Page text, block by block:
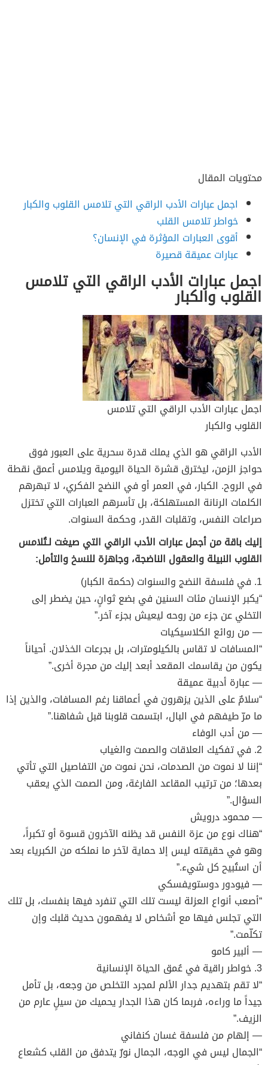
محتويات المقال
اجمل عبارات الأدب الراقي التي تلامس القلوب والكبار
خواطر تلامس القلب
أقوى العبارات المؤثرة في الإنسان؟
عبارات عميقة قصيرة
اجمل عبارات الأدب الراقي التي تلامس
القلوب والكبار
اجمل عبارات الأدب الراقي التي تلامس
القلوب والكبار
الأدب الراقي هو الذي يملك قدرة سحرية على العبور فوق
حواجز الزمن، ليخترق قشرة الحياة اليومية ويلامس أعمق نقطة
في الروح. الكبار، في العمر أو في النضج الفكري، لا تبهرهم
الكلمات الرنانة المستهلكة، بل تأسرهم العبارات التي تختزل
صراعات النفس، وتقلبات القدر، وحكمة السنوات.
إليك باقة من أجمل عبارات الأدب الراقي التي صيغت لـتُلامس
القلوب النبيلة والعقول الناضجة، وجاهزة للنسخ والتأمل:
1. في فلسفة النضج والسنوات (حكمة الكبار)
“يكبر الإنسان مئات السنين في بضع ثوانٍ، حين يضطر إلى
التخلي عن جزء من روحه ليعيش بجزء آخر.”
— من روائع الكلاسيكيات
“المسافات لا تقاس بالكيلومترات، بل بجرعات الخذلان. أحياناً
يكون من يقاسمك المقعد أبعد إليك من مجرة أخرى.”
— عبارة أدبية عميقة
“سلامٌ على الذين يزهرون في أعماقنا رغم المسافات، والذين إذا
ما مرّ طيفهم في البال، ابتسمت قلوبنا قبل شفاهنا.”
— من أدب الوفاء
2. في تفكيك العلاقات والصمت والغياب
“إننا لا نموت من الصدمات، نحن نموت من التفاصيل التي تأتي
بعدها؛ من ترتيب المقاعد الفارغة، ومن الصمت الذي يعقب
السؤال.”
— محمود درويش
“هناك نوع من عزة النفس قد يظنه الآخرون قسوة أو تكبراً،
وهو في حقيقته ليس إلا حماية لآخر ما نملكه من الكبرياء بعد
أن استُبيح كل شيء.”
— فيودور دوستويفسكي
“أصعب أنواع العزلة ليست تلك التي تنفرد فيها بنفسك، بل تلك
التي تجلس فيها مع أشخاص لا يفهمون حديث قلبك وإن
تكلّمت.”
— ألبير كامو
3. خواطر راقية في عُمق الحياة الإنسانية
“لا تقم بتهديم جدار الألم لمجرد التخلص من وجعه، بل تأمل
جيداً ما وراءه، فربما كان هذا الجدار يحميك من سيلٍ عارم من
الزيف.”
— إلهام من فلسفة غسان كنفاني
“الجمال ليس في الوجه، الجمال نورٌ يتدفق من القلب كشعاع